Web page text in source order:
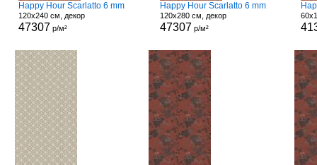
Happy Hour Scarlatto 6 mm
120x240 см, декор
47307 р/м²
Happy Hour Scarlatto 6 mm
120x280 см, декор
47307 р/м²